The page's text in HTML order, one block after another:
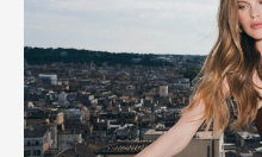
Еда
Услуги